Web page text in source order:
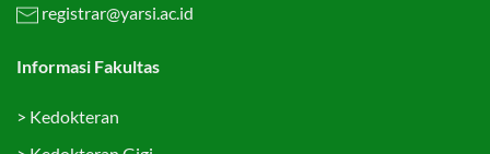
registrar@yarsi.ac.id
Informasi Fakultas
> Kedokteran